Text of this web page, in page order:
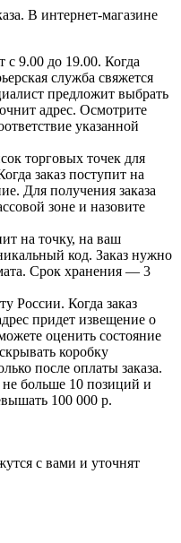
В интернет-магазине
с 9.00 до 19.00. Когда
служба свяжется
предложит выбрать
адрес. Осмотрите
указанной
торговых точек для
заказ поступит на
Для получения заказа
зоне и назовите
на точку, на ваш
код. Заказ нужно
Срок хранения — 3
России. Когда заказ
придет извещение о
оценить состояние
коробку
после оплаты заказа.
больше 10 позиций и
100 000 р.
с вами и уточнят